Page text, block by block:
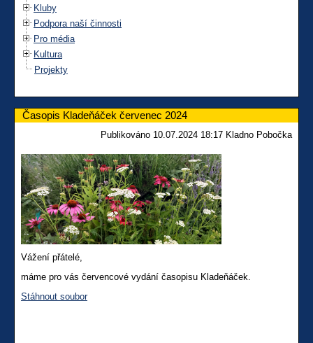
Kluby
Podpora naší činnosti
Pro média
Kultura
Projekty
Časopis Kladeňáček červenec 2024
Publikováno 10.07.2024 18:17 Kladno Pobočka
Vážení přátelé,
máme pro vás červencové vydání časopisu Kladeňáček.
Stáhnout soubor